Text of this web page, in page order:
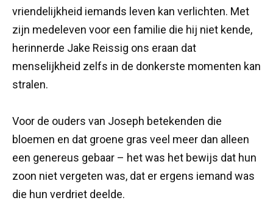
vriendelijkheid iemands leven kan verlichten. Met
zijn medeleven voor een familie die hij niet kende,
herinnerde Jake Reissig ons eraan dat
menselijkheid zelfs in de donkerste momenten kan
stralen.
Voor de ouders van Joseph betekenden die
bloemen en dat groene gras veel meer dan alleen
een genereus gebaar – het was het bewijs dat hun
zoon niet vergeten was, dat er ergens iemand was
die hun verdriet deelde.